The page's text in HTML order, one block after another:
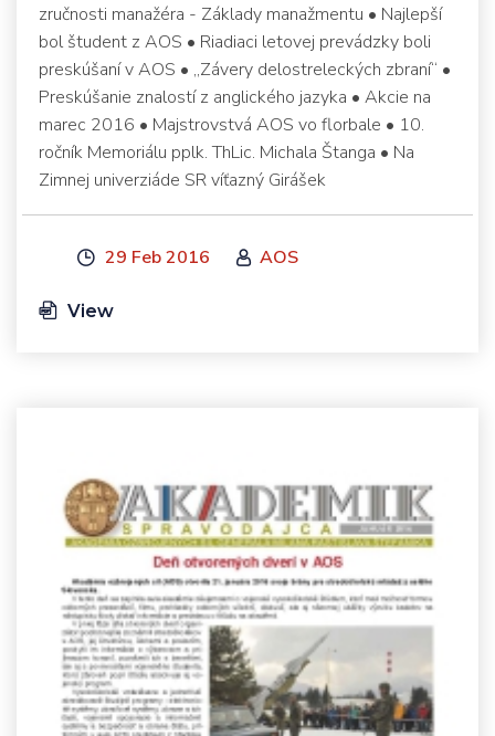
zručnosti manažéra - Základy manažmentu • Najlepší
bol študent z AOS • Riadiaci letovej prevádzky boli
preskúšaní v AOS • „Závery delostreleckých zbraní“ •
Preskúšanie znalostí z anglického jazyka • Akcie na
marec 2016 • Majstrovstvá AOS vo florbale • 10.
ročník Memoriálu pplk. ThLic. Michala Štanga • Na
Zimnej univerziáde SR víťazný Girášek
29 Feb 2016 AOS
View